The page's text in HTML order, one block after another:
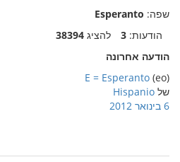
שפה: Esperanto
הודעות: 3 להציג 38394
הודעה אחרונה
(eo)
E = Esperanto
של Hispanio
6 בינואר 2012